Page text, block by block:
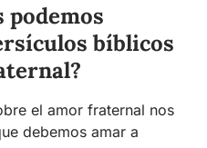
podemos
bíblicos
el amor fraternal nos
debemos amar a